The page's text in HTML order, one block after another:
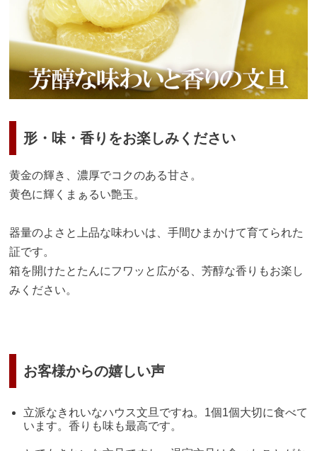
形・味・香りをお楽しみください
黄金の輝き、濃厚でコクのある甘さ。
黄色に輝くまぁるい艶玉。
器量のよさと上品な味わいは、手間ひまかけて育てられた
証です。
箱を開けたとたんにフワッと広がる、芳醇な香りもお楽し
みください。
お客様からの嬉しい声
立派なきれいなハウス文旦ですね。1個1個大切に食べて
います。香りも味も最高です。